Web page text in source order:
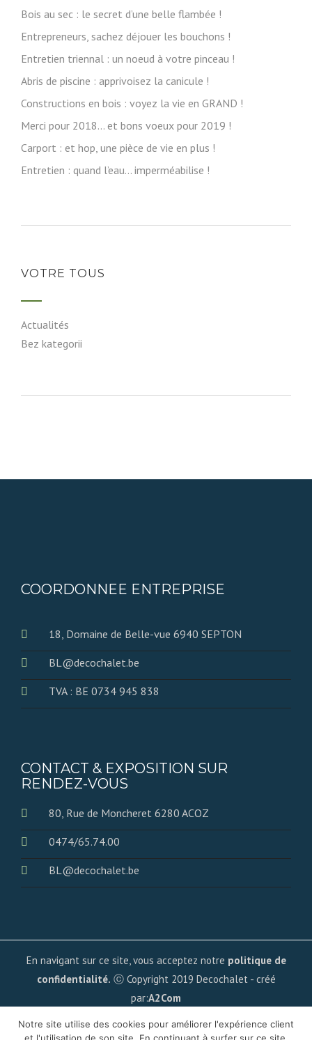
Bois au sec : le secret d’une belle flambée !
Entrepreneurs, sachez déjouer les bouchons !
Entretien triennal : un noeud à votre pinceau !
Abris de piscine : apprivoisez la canicule !
Constructions en bois : voyez la vie en GRAND !
Merci pour 2018… et bons voeux pour 2019 !
Carport : et hop, une pièce de vie en plus !
Entretien : quand l’eau… imperméabilise !
VOTRE TOUS
Actualités
Bez kategorii
COORDONNEE ENTREPRISE
18, Domaine de Belle-vue 6940 SEPTON
BL@decochalet.be
TVA : BE 0734 945 838
CONTACT & EXPOSITION SUR
RENDEZ-VOUS
80, Rue de Moncheret 6280 ACOZ
0474/65.74.00
BL@decochalet.be
En navigant sur ce site, vous acceptez notre politique de
confidentialité. ⓒ Copyright 2019 Decochalet - créé
par:A2Com
Notre site utilise des cookies pour améliorer l'expérience client